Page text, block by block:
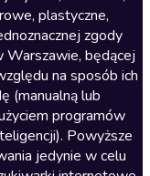
plastyczne,
zgody
Warszawie, będącej
na sposób ich
(manualną lub
programów
Powyższe
jedynie w celu